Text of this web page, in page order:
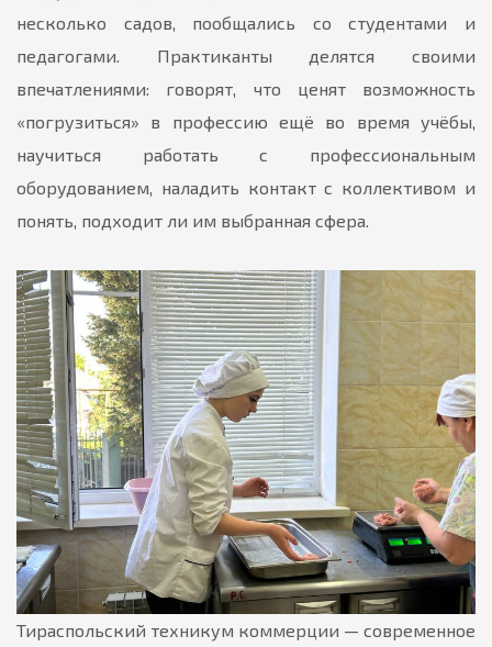
несколько садов, пообщались со студентами и
педагогами. Практиканты делятся своими
впечатлениями: говорят, что ценят возможность
«погрузиться» в профессию ещё во время учёбы,
научиться работать с профессиональным
оборудованием, наладить контакт с коллективом и
понять, подходит ли им выбранная сфера.
Тираспольский техникум коммерции — современное